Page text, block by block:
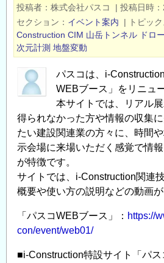
あ
る
グ
リ
ー
ン
ー
ザ
ド
ロ
ー
ン
ー
園
ス
マ
ー
ト
チ
レ
ン
ジ】
シ
ン
ポ
ジ
ウ
開
投稿者 株式会社パスコ | 投稿日時
セクション
イベント案内 | トピック
Construction CIM 山岳トンネル ドロ
次元計測 地盤変動
パスコは、i-
WEBブース」をリニュ
本サイトでは、リアル
得られなかった方や情報の収集
たい建設関連業の方々に、時間
示会場に来場いただく感覚で情
が特徴です。
サイトでは、i-Construction関連
概要や使い方の説明などの動画が
「パスコWEBブース」： https://
con/event/web01/
■i-Construction特設サイト「パ